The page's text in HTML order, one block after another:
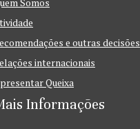
e outras decisões
internacionais
Queixa
Informações